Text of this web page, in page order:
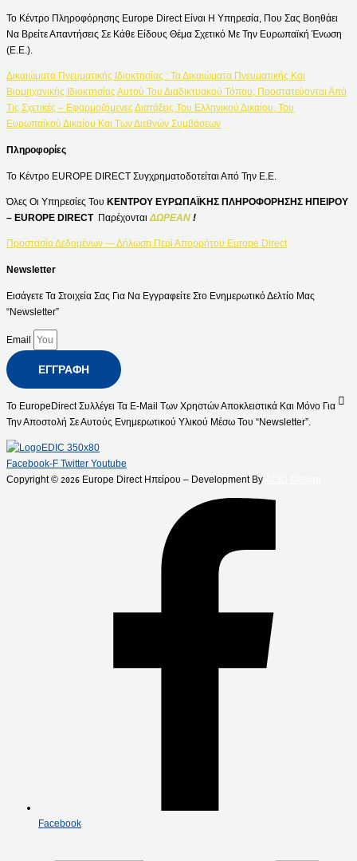
Το Κέντρο Πληροφόρησης Europe Direct Είναι Η Υπηρεσία, Που Σας Βοηθάει
Να Βρείτε Απαντήσεις Σε Κάθε Είδους Θέμα Σχετικό Με Την Ευρωπαϊκή Ένωση
(Ε.Ε.).
Δικαιώματα Πνευματικής Ιδιοκτησίας : Τα Δικαιώματα Πνευματικής Και
Βιομηχανικής Ιδιοκτησίας Αυτού Του Διαδικτυακού Τόπου, Προστατεύονται Από
Τις Σχετικές – Εφαρμοζόμενες Διατάξεις Του Ελληνικού Δικαίου, Του
Ευρωπαϊκού Δικαίου Και Των Διεθνών Συμβάσεων
Πληροφορίες
Το Κέντρο EUROPE DIRECT Συγχρηματοδοτείται Από Την Ε.Ε.
Όλες Οι Υπηρεσίες Του ΚΕΝΤΡΟΥ ΕΥΡΩΠΑΪΚΗΣ ΠΛΗΡΟΦΟΡΗΣΗΣ ΗΠΕΙΡΟΥ
– EUROPE DIRECT Παρέχονται ΔΩΡΕΑΝ !
Προστασία Δεδομένων — Δήλωση Περί Απορρήτου Europe Direct
Newsletter
Εισάγετε Τα Στοιχεία Σας Για Να Εγγραφείτε Στο Ενημερωτικό Δελτίο Μας
“Newsletter”
Email
ΕΓΓΡΑΦΉ
Το EuropeDirect Συλλέγει Τα E-Mail Των Χρηστών Αποκλειστικά Και Μόνο Για
Την Αποστολή Σε Αυτούς Ενημερωτικού Υλικού Μέσω Του “Newsletter”.
Facebook-F Twitter Youtube
Copyright © 2026 Europe Direct Ηπείρου – Development By
Facebook